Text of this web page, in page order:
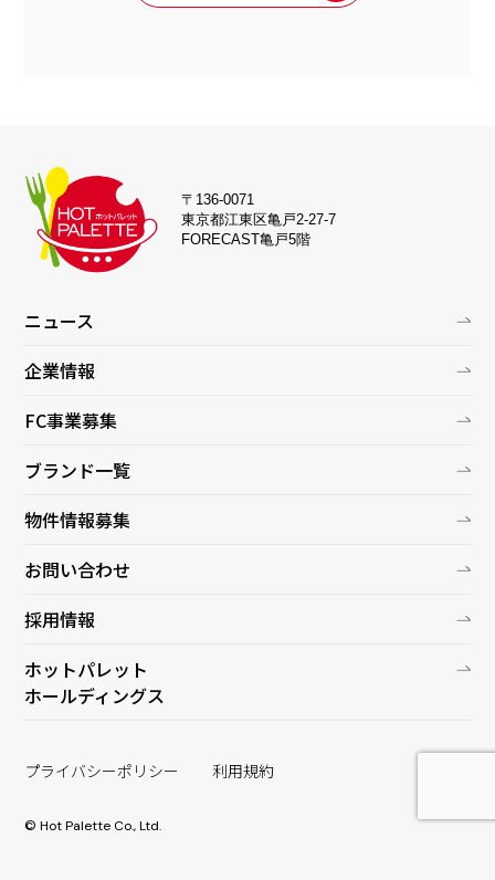
〒136-0071
東京都江東区亀戸2-27-7
FORECAST亀戸5階
ニュース
企業情報
FC事業募集
ブランド一覧
物件情報募集
お問い合わせ
採用情報
ホットパレット
ホールディングス
プライバシーポリシー 利用規約
© Hot Palette Co., Ltd.